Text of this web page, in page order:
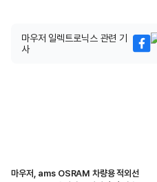
마우저 일렉트로닉스 관련 기
사
마우저, ams OSRAM 차량용 적외선